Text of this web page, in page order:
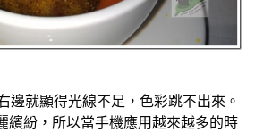
邊就顯得光線不足，色彩跳不出來。
繽紛，所以當手機應用越來越多的時